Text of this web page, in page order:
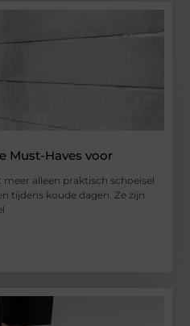
Must-Haves voor
meer alleen praktisch schoeisel
tijdens koude dagen. Ze zijn